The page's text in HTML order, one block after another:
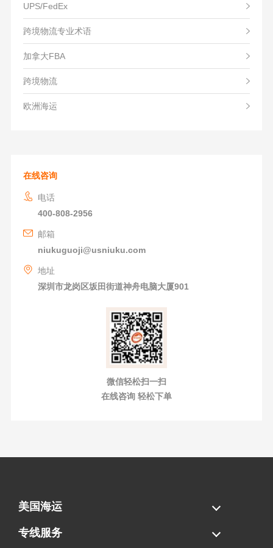
UPS/FedEx
跨境物流专业术语
加拿大FBA
跨境物流
欧洲海运
在线咨询
电话
400-808-2956
邮箱
niukuguoji@usniuku.com
地址
深圳市龙岗区坂田街道神舟电脑大厦901
微信轻松扫一扫
在线咨询 轻松下单
美国海运
海运拼柜
海运整柜
美国海卡
加拿大海运
专线服务